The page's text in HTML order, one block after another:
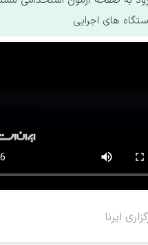
های اجرایی
ایرنا